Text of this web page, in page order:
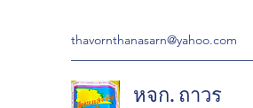
thavornthanasarn@yahoo.com
หจก. ถาวร